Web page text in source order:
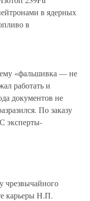
в ядерных
в
«фальшивка — не
работать и
документов не
По заказу
эксперты-
чрезвычайного
карьеры Н.П.